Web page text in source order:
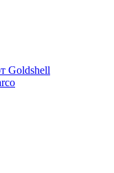
Goldshell